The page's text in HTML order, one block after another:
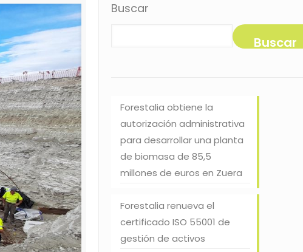
Buscar
Buscar
Forestalia obtiene la
autorización administrativa
para desarrollar una planta
de biomasa de 85,5
millones de euros en Zuera
Forestalia renueva el
certificado ISO 55001 de
gestión de activos